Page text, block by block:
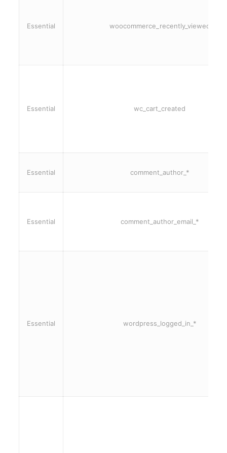
Essential woocommerce_recently_viewed
Essential wc_cart_created
Essential comment_author_*
Essential comment_author_email_*
Essential wordpress_logged_in_*